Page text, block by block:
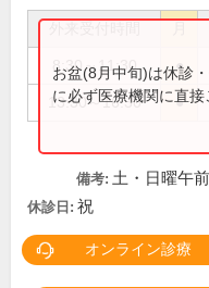
8:30～11:30 ●
13:30～16:30 ●
お盆(8月中旬)は休診
に必ず医療機関に直接
備考: 土・日曜午
休診日: 祝
オンライン診療